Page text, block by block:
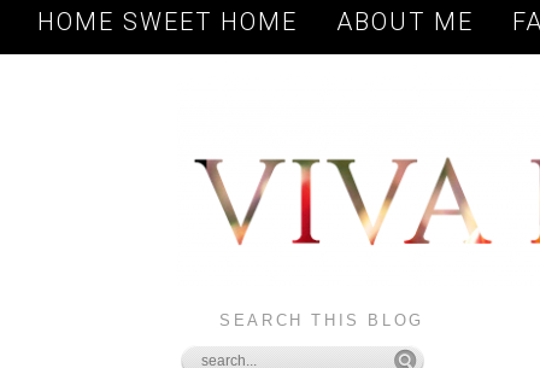
HOME SWEET HOME ABOUT ME
SEARCH THIS BLOG